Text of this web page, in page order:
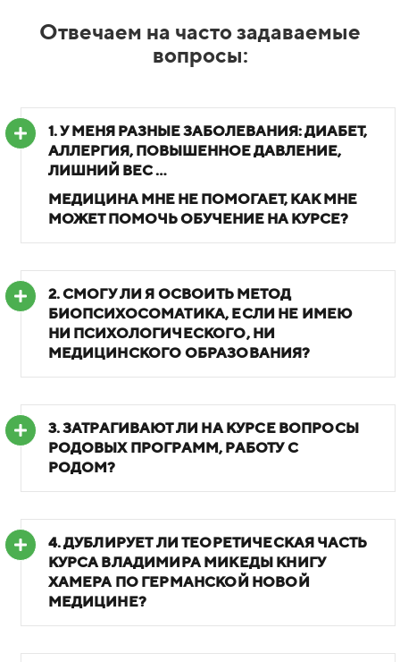
Отвечаем на часто задаваемые
вопросы:
1. У МЕНЯ РАЗНЫЕ ЗАБОЛЕВАНИЯ: ДИАБЕТ,
АЛЛЕРГИЯ, ПОВЫШЕННОЕ ДАВЛЕНИЕ,
ЛИШНИЙ ВЕС …
МЕДИЦИНА МНЕ НЕ ПОМОГАЕТ, КАК МНЕ
МОЖЕТ ПОМОЧЬ ОБУЧЕНИЕ НА КУРСЕ?
2.СМОГУ ЛИ Я ОСВОИТЬ МЕТОД
БИОПСИХОСОМАТИКА, ЕСЛИ НЕ ИМЕЮ
НИ ПСИХОЛОГИЧЕСКОГО, НИ
МЕДИЦИНСКОГО ОБРАЗОВАНИЯ?
3.ЗАТРАГИВАЮТ ЛИ НА КУРСЕ ВОПРОСЫ
РОДОВЫХ ПРОГРАММ, РАБОТУ С
РОДОМ?
4.ДУБЛИРУЕТ ЛИ ТЕОРЕТИЧЕСКАЯ ЧАСТЬ
КУРСА ВЛАДИМИРА МИКЕДЫ КНИГУ
ХАМЕРА ПО ГЕРМАНСКОЙ НОВОЙ
МЕДИЦИНЕ?